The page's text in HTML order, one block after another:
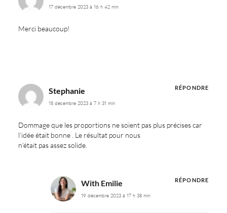
17 décembre 2023 à 16 h 42 min
Merci beaucoup!
Stephanie
18 décembre 2023 à 7 h 31 min
Dommage que les proportions ne soient pas plus précises car
l’idée était bonne . Le résultat pour nous
n’était pas assez solide.
RÉPONDRE
With Emilie
19 décembre 2023 à 17 h 38 min
RÉPONDRE